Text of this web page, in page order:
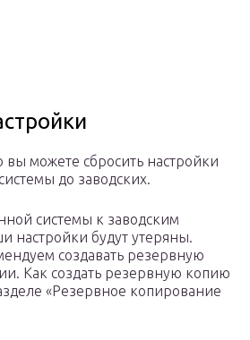
можете сбросить настройки
до заводских.
системы к заводским
настройки будут утеряны.
создавать резервную
Как создать резервную копию
«Резервное копирование